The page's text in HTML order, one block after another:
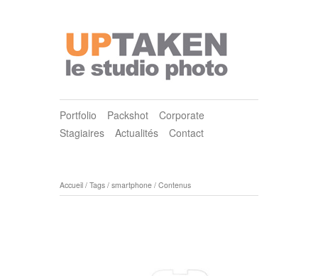
Portfolio Packshot
Corporate
Stagiaires
Actualités Contact
Accueil / Tags / smartphone / Contenus